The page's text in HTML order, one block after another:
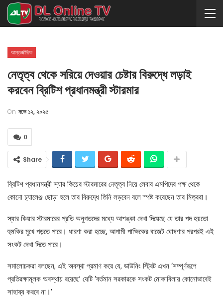
আন্তর্জাতিক
নেতৃত্ব থেকে সরিয়ে দেওয়ার চেষ্টার বিরুদ্ধে লড়াই
করবেন ব্রিটিশ প্রধানমন্ত্রী স্টারমার
On নভে ১২, ২০২৫
0
Share
ব্রিটিশ প্রধানমন্ত্রী স্যার কিয়ের স্টারমারের নেতৃত্ব নিয়ে লেবার এমপিদের পক্ষ থেকে
কোনো চ্যালেঞ্জ ছোড়া হলে তার বিরুদ্ধে তিনি লড়বেন বলে স্পষ্ট করেছেন তার মিত্ররা।
স্যার কিয়ার স্টারমারের প্রতি অনুগতদের মধ্যে আশঙ্কা দেখা দিয়েছে যে তার পদ হয়তো
হুমকির মুখে পড়তে পারে। ধারণা করা হচ্ছে, আগামী পাক্ষিকের বাজেট ঘোষণার পরপরই এই
সংকট দেখা দিতে পারে।
সমালোচকরা বলছেন, এই অবস্থা প্রমাণ করে যে, ডাউনিং স্ট্রিট এখন ‘সম্পূর্ণরূপে
প্রতিরক্ষামূলক অবস্থায় রয়েছে’ যেটি ‘বর্তমান সরকারকে সংকট মোকাবিলায় কোনোভাবেই
সাহায্য করবে না।’